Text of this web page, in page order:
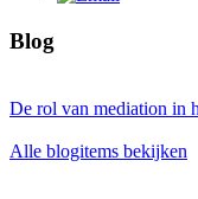
Blog
De rol van mediation in
Alle blogitems bekijken